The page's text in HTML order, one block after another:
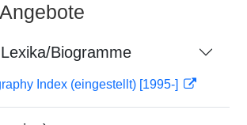
Biogramme
Index (eingestellt) [1995-]